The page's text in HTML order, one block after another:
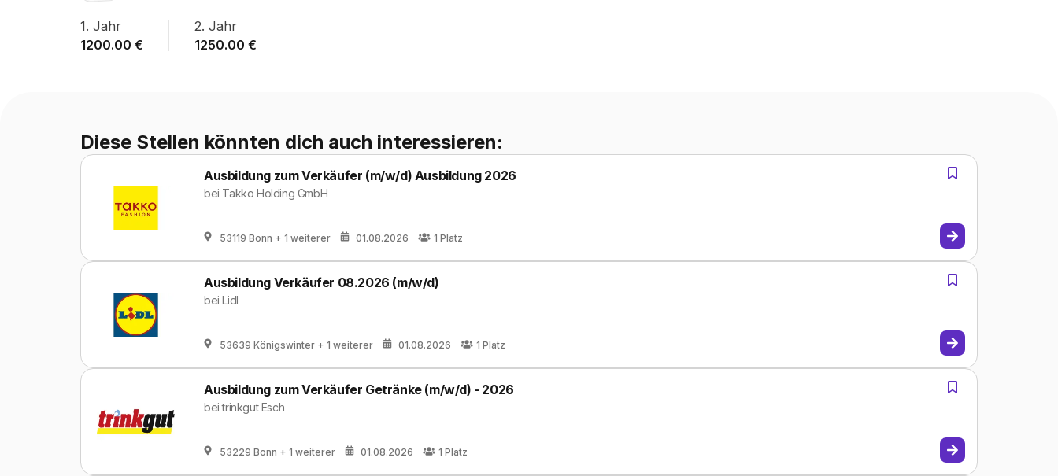
1. Jahr
1200.00 €
2. Jahr
1250.00 €
Diese Stellen könnten dich auch interessieren:
Ausbildung zum Verkäufer (m/w/d) Ausbildung 2026
bei Takko Holding GmbH
53119 Bonn + 1 weiterer 01.08.2026 1 Platz
Ausbildung Verkäufer 08.2026 (m/w/d)
beiLidl
53639 Königswinter + 1 weiterer 01.08.2026 1 Platz
Ausbildung zum Verkäufer Getränke (m/w/d) - 2026
beitrinkgut Esch
53229 Bonn + 1 weiterer 01.08.2026 1 Platz